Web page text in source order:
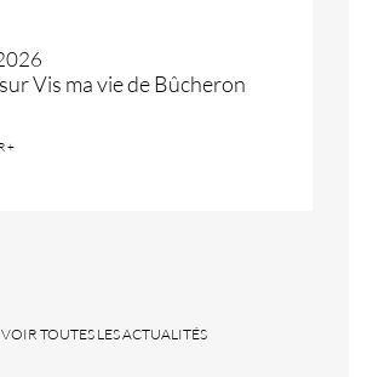
Vis ma vie de Bûcheron
+
VOIR TOUTES LES ACTUALITÉS